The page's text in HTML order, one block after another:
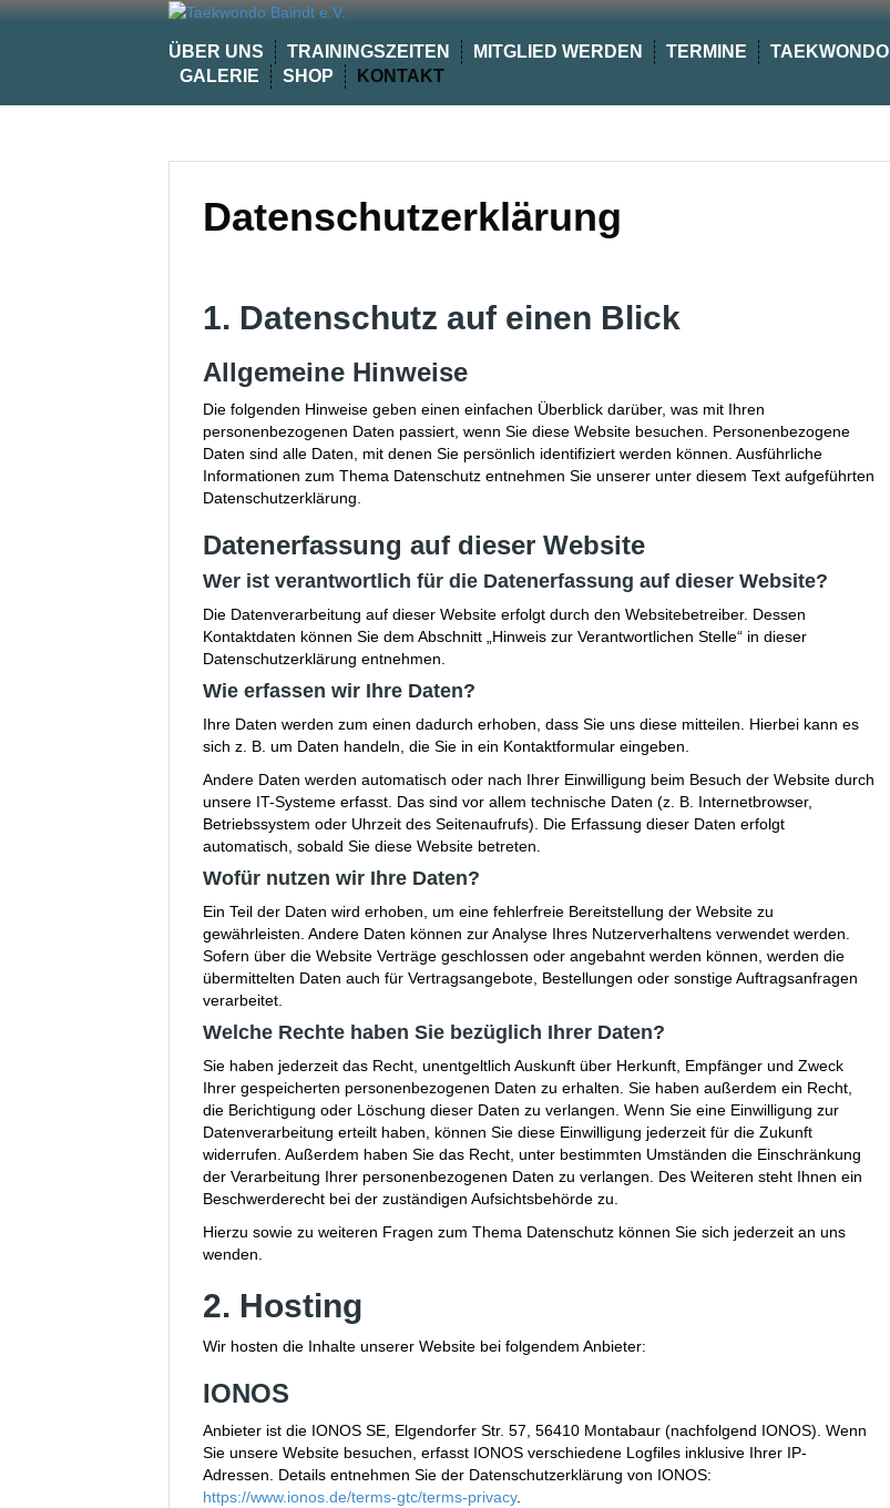
Skip
ÜBER UNS TRAININGSZEITEN MITGLIED WERDEN TERMINE TAEKWONDO
GALERIE
SHOP KONTAKT
Datenschutzerklärung
1. Datenschutz auf einen Blick
Allgemeine Hinweise
Die folgenden Hinweise geben einen einfachen Überblick darüber, was mit Ihren
personenbezogenen Daten passiert, wenn Sie diese Website besuchen. Personenbezogene
Daten sind alle Daten, mit denen Sie persönlich identifiziert werden können. Ausführliche
Informationen zum Thema Datenschutz entnehmen Sie unserer unter diesem Text aufgeführten
Datenschutzerklärung.
Datenerfassung auf dieser Website
Wer ist verantwortlich für die Datenerfassung auf dieser Website?
Die Datenverarbeitung auf dieser Website erfolgt durch den Websitebetreiber. Dessen
Kontaktdaten können Sie dem Abschnitt „Hinweis zur Verantwortlichen Stelle“ in dieser
Datenschutzerklärung entnehmen.
Wie erfassen wir Ihre Daten?
Ihre Daten werden zum einen dadurch erhoben, dass Sie uns diese mitteilen. Hierbei kann es
sich z. B. um Daten handeln, die Sie in ein Kontaktformular eingeben.
Andere Daten werden automatisch oder nach Ihrer Einwilligung beim Besuch der Website durch
unsere IT-Systeme erfasst. Das sind vor allem technische Daten (z. B. Internetbrowser,
Betriebssystem oder Uhrzeit des Seitenaufrufs). Die Erfassung dieser Daten erfolgt
automatisch, sobald Sie diese Website betreten.
Wofür nutzen wir Ihre Daten?
Ein Teil der Daten wird erhoben, um eine fehlerfreie Bereitstellung der Website zu
gewährleisten. Andere Daten können zur Analyse Ihres Nutzerverhaltens verwendet werden.
Sofern über die Website Verträge geschlossen oder angebahnt werden können, werden die
übermittelten Daten auch für Vertragsangebote, Bestellungen oder sonstige Auftragsanfragen
verarbeitet.
Welche Rechte haben Sie bezüglich Ihrer Daten?
Sie haben jederzeit das Recht, unentgeltlich Auskunft über Herkunft, Empfänger und Zweck
Ihrer gespeicherten personenbezogenen Daten zu erhalten. Sie haben außerdem ein Recht,
die Berichtigung oder Löschung dieser Daten zu verlangen. Wenn Sie eine Einwilligung zur
Datenverarbeitung erteilt haben, können Sie diese Einwilligung jederzeit für die Zukunft
widerrufen. Außerdem haben Sie das Recht, unter bestimmten Umständen die Einschränkung
der Verarbeitung Ihrer personenbezogenen Daten zu verlangen. Des Weiteren steht Ihnen ein
Beschwerderecht bei der zuständigen Aufsichtsbehörde zu.
Hierzu sowie zu weiteren Fragen zum Thema Datenschutz können Sie sich jederzeit an uns
wenden.
2. Hosting
Wir hosten die Inhalte unserer Website bei folgendem Anbieter:
IONOS
Anbieter ist die IONOS SE, Elgendorfer Str. 57, 56410 Montabaur (nachfolgend IONOS). Wenn
Sie unsere Website besuchen, erfasst IONOS verschiedene Logfiles inklusive Ihrer IP-
Adressen. Details entnehmen Sie der Datenschutzerklärung von IONOS:
https://www.ionos.de/terms-gtc/terms-privacy.